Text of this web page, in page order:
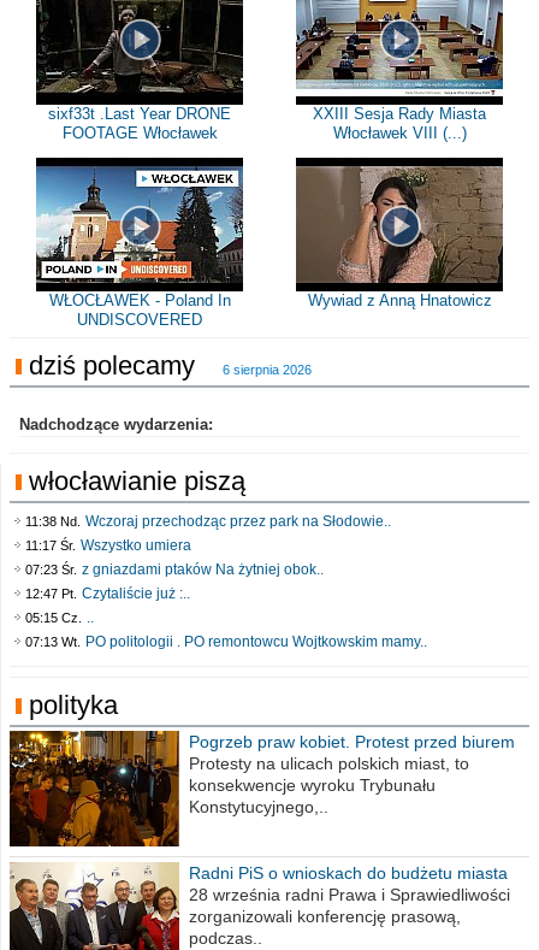
sixf33t .Last Year DRONE
FOOTAGE Włocławek
XXIII Sesja Rady Miasta
Włocławek VIII (...)
WŁOCŁAWEK - Poland In
UNDISCOVERED
Wywiad z Anną Hnatowicz
dziś polecamy 6 sierpnia 2026
Nadchodzące wydarzenia:
włocławianie piszą
11:38 Nd. Wczoraj przechodząc przez park na Słodowie..
11:17 Śr. Wszystko umiera
07:23 Śr. z gniazdami ptaków Na żytniej obok..
12:47 Pt. Czytaliście już :..
05:15 Cz. ..
07:13 Wt. PO politologii . PO remontowcu Wojtkowskim mamy..
polityka
Pogrzeb praw kobiet. Protest przed biurem
poselskim PiS
Protesty na ulicach polskich miast, to
konsekwencje wyroku Trybunału
Konstytucyjnego,..
Radni PiS o wnioskach do budżetu miasta
na 2021 rok
28 września radni Prawa i Sprawiedliwości
zorganizowali konferencję prasową,
podczas..